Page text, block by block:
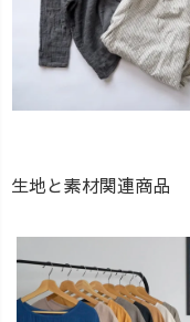
生地と素材関連商品